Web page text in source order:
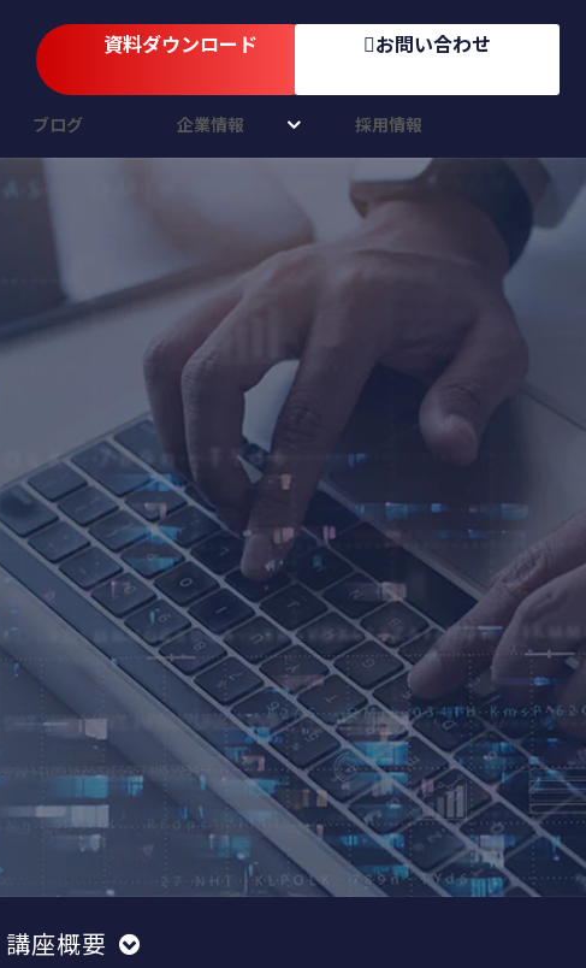
資料ダウンロード お問い合わせ
ブログ 企業情報 採用情報
講座概要